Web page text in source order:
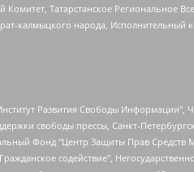
Татарстанское Региональное
калмыцкого народа, Исполнительный
ограниченной ответственностью Издательский дом "Новая глава", Айнбиндер Александра Александровна, Московский комьюнити-центр для ЛГБТ+инициатив, Благотворительный фонд развития филантропии, Deutsche Welle (Германия, Kurt-Schumacher-Strasse 3, 53113 Bonn), Борзунова Мария Михайловна, Воробьев Виктор Викторович, Голубева Анна Львовна, Константинова Алла Михайловна, Малкова Ирина Владимировна, Мурадов Мурад Абдулгалимович, Осетинская Елизавета Николаевна, Понасенков Евгений Николаевич, Ганапольский Матвей Юрьевич, Киселев Евгений Алексеевич, Борухович Ирина Григорьевна, Дремин Иван Тимофеевич, Дубровский Дмитрий Викторович, Красноярская региональная общественная организация поддержки и развития альтернативных образовательных технологий и межкультурных коммуникаций "ИНТЕРРА", Маяковская Екатерина Алексеевна, Фейгин Марк Захарович, Филимонов Андрей Викторович, Дзугкоева Регина Николаевна, Доброхотов Роман Александрович, Дудь Юрий Александрович, Елкин Сергей Владимирович, Кругликов Кирилл Игоревич, Сабунаева Мария Леонидовна, Семенов Алексей Владимирович, Шаинян Карен Багратович, Шульман Екатерина Михайловна, Асафьев Артур Валерьевич, Вахштайн Виктор Семенович, Венедиктов Алексей Алексеевич, Лушникова Екатерина Евгеньевна, Волков Леонид Михайлович, Невзоров Александр Глебович, Пархоменко Сергей Борисович, Сироткин Ярослав Николаевич, Кара-Мурза Владимир Владимирович, Баранова Наталья Владимировна, Гозман Леонид Яковлевич, Кагарлицкий Борис Юльевич, Климарев Михаил Валерьевич, Милов Владимир Станиславович, Автономная некоммерческая организация Краснодарский центр современного искусства "Типография", Моргенштерн Алишер Тагирович, Соболь Любовь Эдуардовна, Общество с ограниченной ответственностью "ЛИЗА НОРМ", Каспаров Гарри Кимович, Ходорковский Михаил